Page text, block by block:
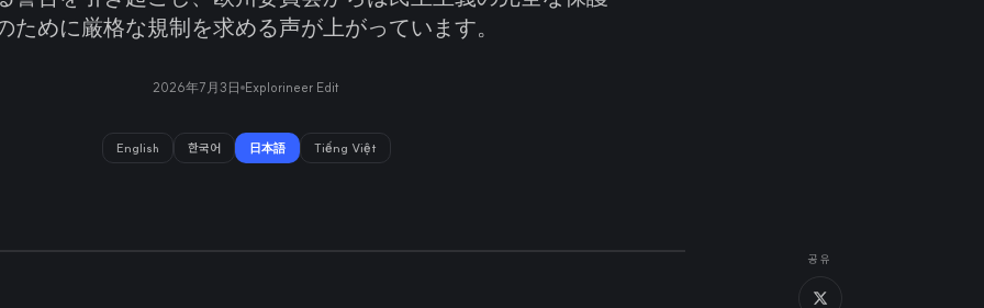
ために厳格な規制を求める声が上がっています。
2026年7月3日 Explorineer Edit
English 한국어 日本語 Tiếng Việt
공유